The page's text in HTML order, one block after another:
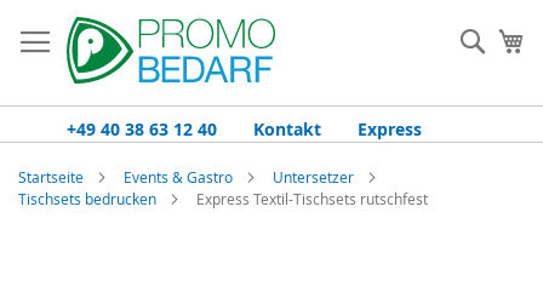
Inhalt
springen
+49 40 38 63 12 40 Kontakt Express
Startseite Events & Gastro
Untersetzer
Tischsets bedrucken
Express Textil-Tischsets rutschfest